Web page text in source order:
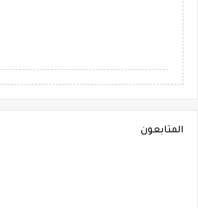
المتابعون